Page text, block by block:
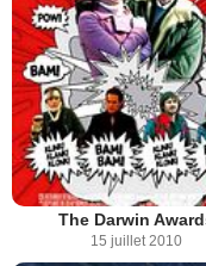
The Darwin
15 juillet 2010